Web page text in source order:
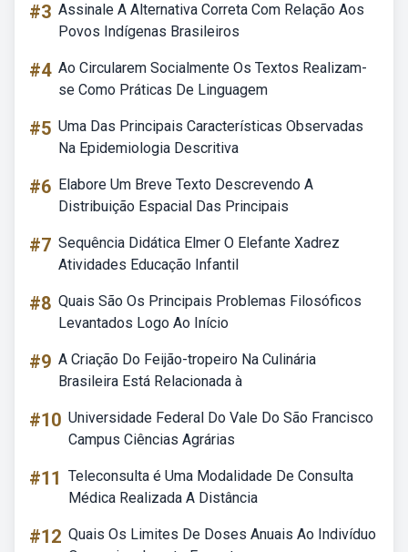
#3 Assinale A Alternativa Correta Com Relação Aos
Povos Indígenas Brasileiros
#4 Ao Circularem Socialmente Os Textos Realizam-
se Como Práticas De Linguagem
#5 Uma Das Principais Características Observadas
Na Epidemiologia Descritiva
#6 Elabore Um Breve Texto Descrevendo A
Distribuição Espacial Das Principais
#7 Sequência Didática Elmer O Elefante Xadrez
Atividades Educação Infantil
#8 Quais São Os Principais Problemas Filosóficos
Levantados Logo Ao Início
#9 A Criação Do Feijão-tropeiro Na Culinária
Brasileira Está Relacionada à
#10 Universidade Federal Do Vale Do São Francisco
Campus Ciências Agrárias
#11 Teleconsulta é Uma Modalidade De Consulta
Médica Realizada A Distância
#12 Quais Os Limites De Doses Anuais Ao Indivíduo